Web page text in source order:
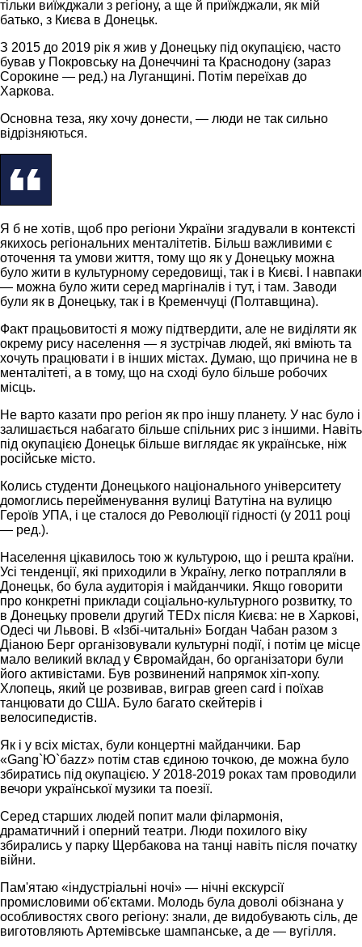
тільки виїжджали з регіону, а ще й приїжджали, як мій
батько, з Києва в Донецьк.
З 2015 до 2019 рік я жив у Донецьку під окупацією, часто
бував у Покровську на Донеччині та Краснодону (зараз
Сорокине — ред.) на Луганщині. Потім переїхав до
Харкова.
Основна теза, яку хочу донести, — люди не так сильно
відрізняються.
Я б не хотів, щоб про регіони України згадували в контексті
якихось регіональних менталітетів. Більш важливими є
оточення та умови життя, тому що як у Донецьку можна
було жити в культурному середовищі, так і в Києві. І навпаки
— можна було жити серед маргіналів і тут, і там. Заводи
були як в Донецьку, так і в Кременчуці (Полтавщина).
Факт працьовитості я можу підтвердити, але не виділяти як
окрему рису населення — я зустрічав людей, які вміють та
хочуть працювати і в інших містах. Думаю, що причина не в
менталітеті, а в тому, що на сході було більше робочих
місць.
Не варто казати про регіон як про іншу планету. У нас було і
залишається набагато більше спільних рис з іншими. Навіть
під окупацією Донецьк більше виглядає як українське, ніж
російське місто.
Колись студенти Донецького національного університету
домоглись перейменування вулиці Ватутіна на вулицю
Героїв УПА, і це сталося до Революції гідності (у 2011 році
— ред.).
Населення цікавилось тою ж культурою, що і решта країни.
Усі тенденції, які приходили в Україну, легко потрапляли в
Донецьк, бо була аудиторія і майданчики. Якщо говорити
про конкретні приклади соціально-культурного розвитку, то
в Донецьку провели другий TEDx після Києва: не в Харкові,
Одесі чи Львові. В «Ізбі-читальні» Богдан Чабан разом з
Діаною Берг організовували культурні події, і потім це місце
мало великий вклад у Євромайдан, бо організатори були
його активістами. Був розвинений напрямок хіп-хопу.
Хлопець, який це розвивав, виграв green card і поїхав
танцювати до США. Було багато скейтерів і
велосипедистів.
Як і у всіх містах, були концертні майданчики. Бар
«Gang`Ю`бazz» потім став єдиною точкою, де можна було
збиратись під окупацією. У 2018-2019 роках там проводили
вечори української музики та поезії.
Серед старших людей попит мали філармонія,
драматичний і оперний театри. Люди похилого віку
збирались у парку Щербакова на танці навіть після початку
війни.
Пам'ятаю «індустріальні ночі» — нічні екскурсії
промисловими об'єктами. Молодь була доволі обізнана у
особливостях свого регіону: знали, де видобувають сіль, де
виготовляють Артемівське шампанське, а де — вугілля.